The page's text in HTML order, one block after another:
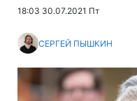
18:03 30.07.2021 Пт
СЕРГЕЙ ПЫШКИН